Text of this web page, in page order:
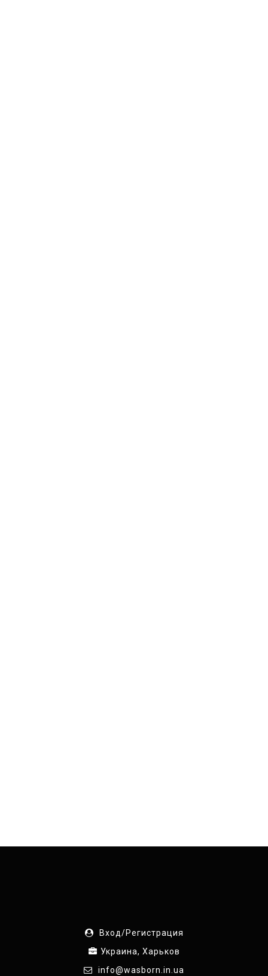
Вход/Регистрация
Украина, Харьков
info@wasborn.in.ua